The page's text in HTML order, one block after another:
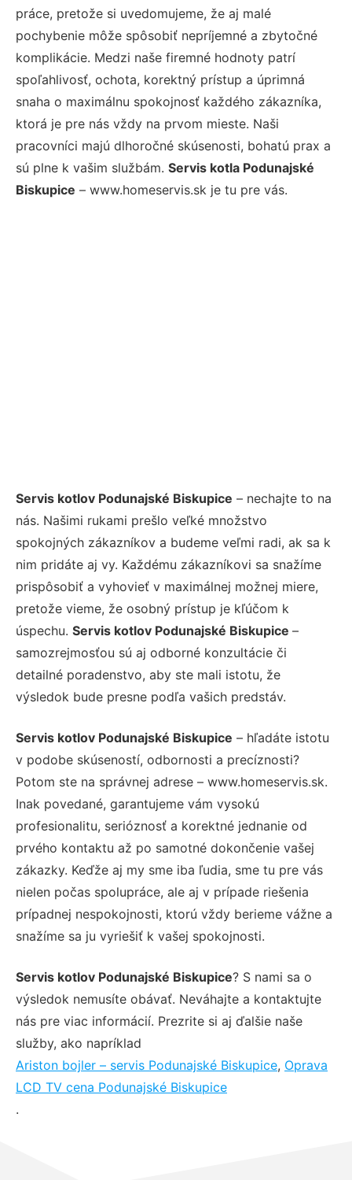
práce, pretože si uvedomujeme, že aj malé
pochybenie môže spôsobiť nepríjemné a zbytočné
komplikácie. Medzi naše firemné hodnoty patrí
spoľahlivosť, ochota, korektný prístup a úprimná
snaha o maximálnu spokojnosť každého zákazníka,
ktorá je pre nás vždy na prvom mieste. Naši
pracovníci majú dlhoročné skúsenosti, bohatú prax a
sú plne k vašim službám. Servis kotla Podunajské
Biskupice – www.homeservis.sk je tu pre vás.
Servis kotlov Podunajské Biskupice – nechajte to na
nás. Našimi rukami prešlo veľké množstvo
spokojných zákazníkov a budeme veľmi radi, ak sa k
nim pridáte aj vy. Každému zákazníkovi sa snažíme
prispôsobiť a vyhovieť v maximálnej možnej miere,
pretože vieme, že osobný prístup je kľúčom k
úspechu. Servis kotlov Podunajské Biskupice –
samozrejmosťou sú aj odborné konzultácie či
detailné poradenstvo, aby ste mali istotu, že
výsledok bude presne podľa vašich predstáv.
Servis kotlov Podunajské Biskupice – hľadáte istotu
v podobe skúseností, odbornosti a precíznosti?
Potom ste na správnej adrese – www.homeservis.sk.
Inak povedané, garantujeme vám vysokú
profesionalitu, serióznosť a korektné jednanie od
prvého kontaktu až po samotné dokončenie vašej
zákazky. Keďže aj my sme iba ľudia, sme tu pre vás
nielen počas spolupráce, ale aj v prípade riešenia
prípadnej nespokojnosti, ktorú vždy berieme vážne a
snažíme sa ju vyriešiť k vašej spokojnosti.
Servis kotlov Podunajské Biskupice? S nami sa o
výsledok nemusíte obávať. Neváhajte a kontaktujte
nás pre viac informácií. Prezrite si aj ďalšie naše
služby, ako napríklad
Ariston bojler – servis Podunajské Biskupice, Oprava
LCD TV cena Podunajské Biskupice
.